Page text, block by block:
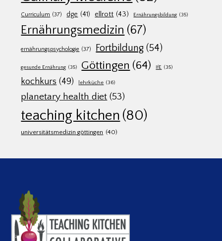
Curriculum (37) dge (41) ellrott (43) Ernährungsbildung (35)
Ernährungsmedizin (67)
ernährungspsychologie (37) Fortbildung (54)
gesunde Ernährung (35) Göttingen (64) IfE (35)
kochkurs (49) lehrküche (36)
planetary health diet (53)
teaching kitchen (80)
universitätsmedizin göttingen (40)